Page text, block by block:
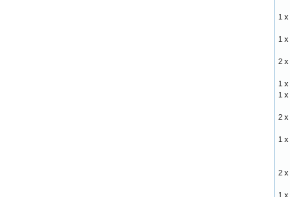
1 x
1 x
2 x
1 x
1 x
2 x
1 x
2 x
1 x